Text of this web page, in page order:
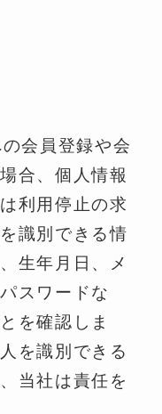
会員登録や会
合、個人情報
利用停止の求
識別できる情
生年月日、メ
スワードな
を確認しま
を識別できる
当社は責任を